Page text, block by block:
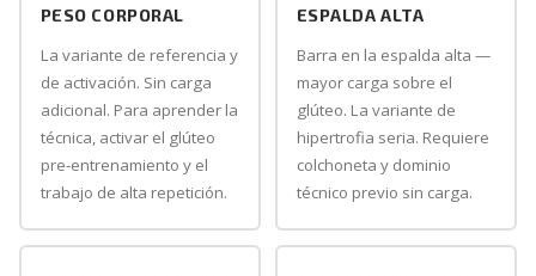
PESO CORPORAL
La variante de referencia y
de activación. Sin carga
adicional. Para aprender la
técnica, activar el glúteo
pre-entrenamiento y el
trabajo de alta repetición.
ESPALDA ALTA
Barra en la espalda alta —
mayor carga sobre el
glúteo. La variante de
hipertrofia seria. Requiere
colchoneta y dominio
técnico previo sin carga.